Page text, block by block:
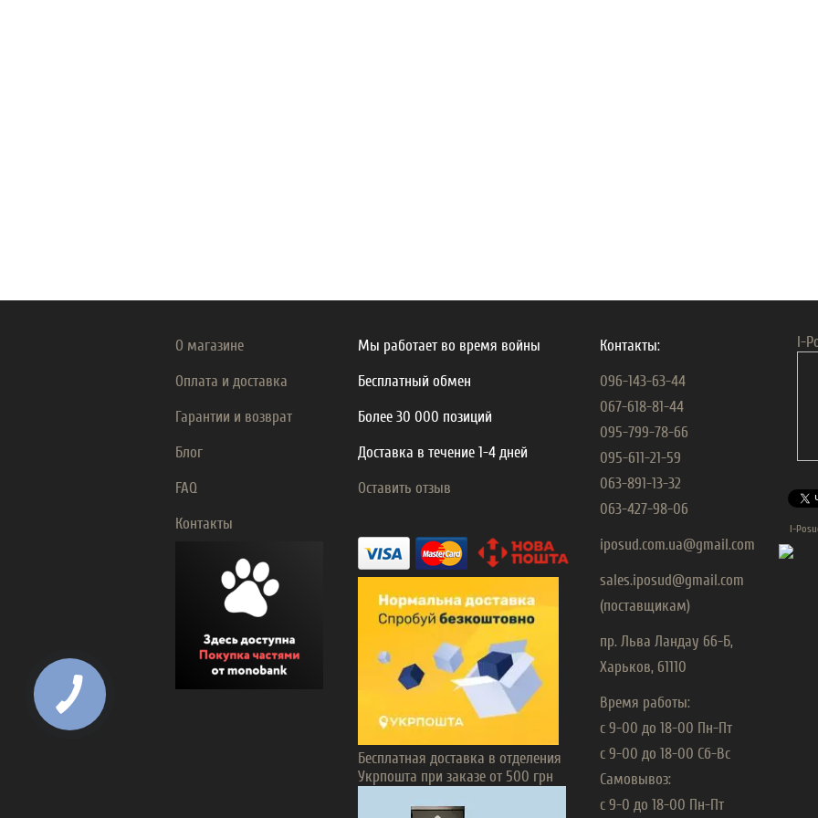
О магазине
Оплата и доставка
Гарантии и возврат
Блог
FAQ
Контакты
Мы работает во время войны
Бесплатный обмен
Более 30 000 позиций
Доставка в течение 1-4 дней
Оставить отзыв
Бесплатная доставка в отделения
Укрпошта при заказе от 500 грн
Контакты:
096-143-63-44
067-618-81-44
095-799-78-66
095-611-21-59
063-891-13-32
063-427-98-06
iposud.com.ua@gmail.com
sales.iposud@gmail.com
(поставщикам)
пр. Льва Ландау 66-Б,
Харьков, 61110
Время работы:
с 9-00 до 18-00 Пн-Пт
с 9-00 до 18-00 Сб-Вс
Самовывоз:
с 9-0 до 18-00 Пн-Пт
I-
I-